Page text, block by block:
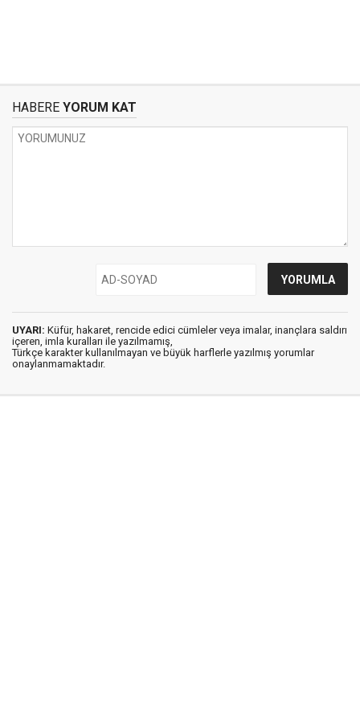
HABERE YORUM KAT
UYARI: Küfür, hakaret, rencide edici cümleler veya imalar, inançlara saldırı
içeren, imla kuralları ile yazılmamış,
Türkçe karakter kullanılmayan ve büyük harflerle yazılmış yorumlar
onaylanmamaktadır.